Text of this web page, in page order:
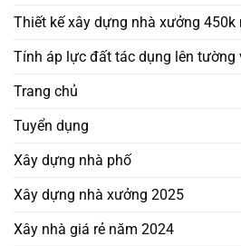
Thiết kế xây dựng nhà xưởng 450k
Tính áp lực đất tác dụng lên tường
Trang chủ
Tuyển dụng
Xây dựng nhà phố
Xây dựng nhà xưởng 2025
Xây nhà giá rẻ năm 2024